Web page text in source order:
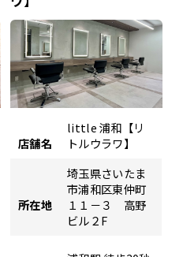
店舗名
little 浦和【リ
トルウラワ】
所在地
埼玉県さいたま
市浦和区東仲町
１１－３ 高野
ビル２F